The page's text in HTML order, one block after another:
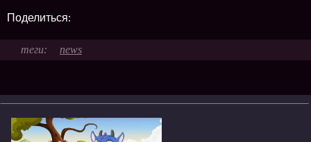
Поделиться:
news